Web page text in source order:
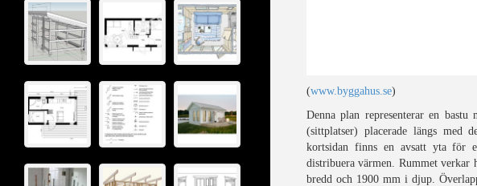
(www.byggahus.se)
Denna plan representerar en
(sittplatser) placerade längs med
kortsidan finns en avsatt yta för
distribuera värmen. Rummet verkar
bredd och 1900 mm i djup.